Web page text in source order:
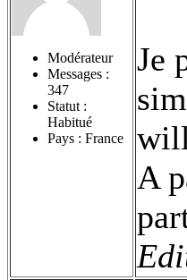
Modérateur
Messages :
347
Statut :
Habitué
Pays : France
Je
A